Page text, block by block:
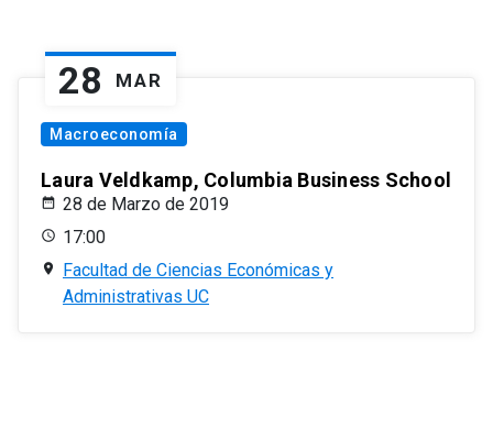
28 MAR
Macroeconomía
Laura Veldkamp, Columbia Business School
28 de Marzo de 2019
17:00
Facultad de Ciencias Económicas y
Administrativas UC